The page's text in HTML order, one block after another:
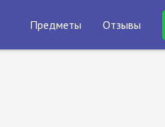
Предметы Отзывы